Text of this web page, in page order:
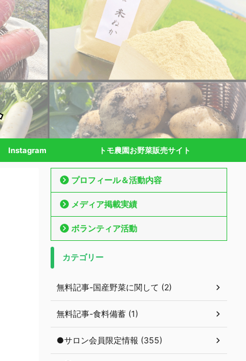
Instagram トモ農園お野菜販売サイト
プロフィール＆活動内容
メディア掲載実績
ボランティア活動
カテゴリー
無料記事-国産野菜に関して (2)
無料記事-食料備蓄 (1)
●サロン会員限定情報 (355)